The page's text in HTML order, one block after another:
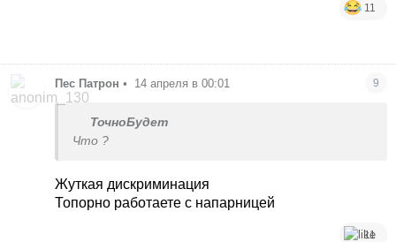
11
Пес Патрон • 14 апреля в 00:01 9
ТочноБудет
Что ?
Жуткая дискриминация
Топорно работаете с напарницей
11